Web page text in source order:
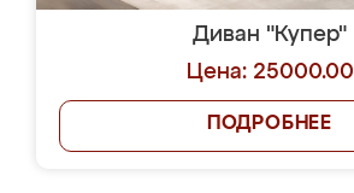
Диван "Купер"
Цена: 25000.00
ПОДРОБНЕЕ